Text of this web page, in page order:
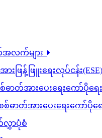
အလက်များ
းဖြန့်ဖြူးရေးလုပ်ငန်း(ESE)
ာတ်အားပေးရေးကော်ပိုရေး
စ်ဓာတ်အားပေးရေးကော်ပိုရေ
က်လွှာပုံစံ